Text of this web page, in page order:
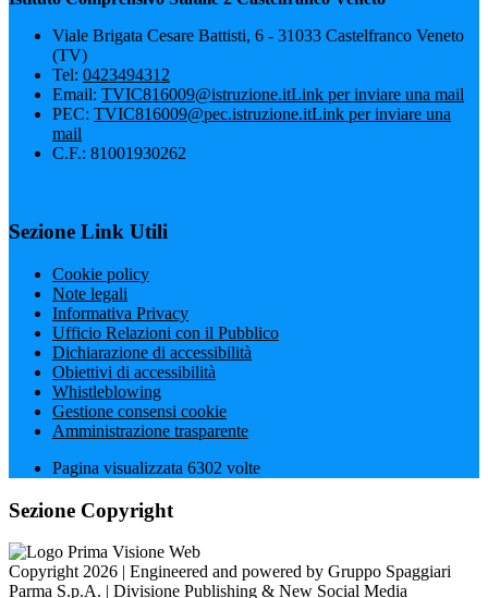
Viale Brigata Cesare Battisti, 6 - 31033 Castelfranco Veneto
(TV)
Tel: 0423494312
Email: TVIC816009@istruzione.itLink per inviare una mail
PEC: TVIC816009@pec.istruzione.itLink per inviare una
mail
C.F.: 81001930262
Sezione Link Utili
Cookie policy
Note legali
Informativa Privacy
Ufficio Relazioni con il Pubblico
Dichiarazione di accessibilità
Obiettivi di accessibilità
Whistleblowing
Gestione consensi cookie
Amministrazione trasparente
Pagina visualizzata 6302 volte
Sezione Copyright
Copyright 2026 | Engineered and powered by Gruppo Spaggiari
Parma S.p.A. | Divisione Publishing & New Social Media